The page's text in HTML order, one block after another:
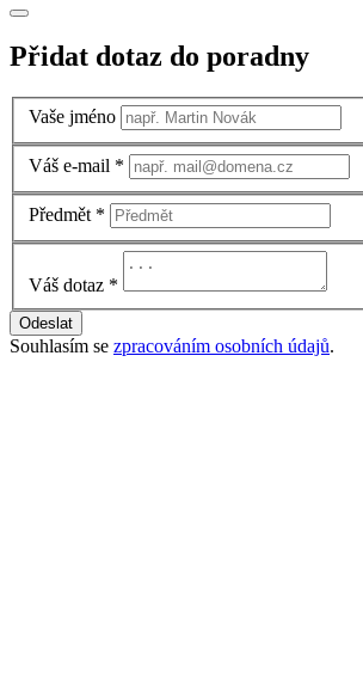
Přidat dotaz do poradny
Vaše jméno
Váš e-mail *
Předmět *
Váš dotaz *
Odeslat
Souhlasím se zpracováním osobních údajů.